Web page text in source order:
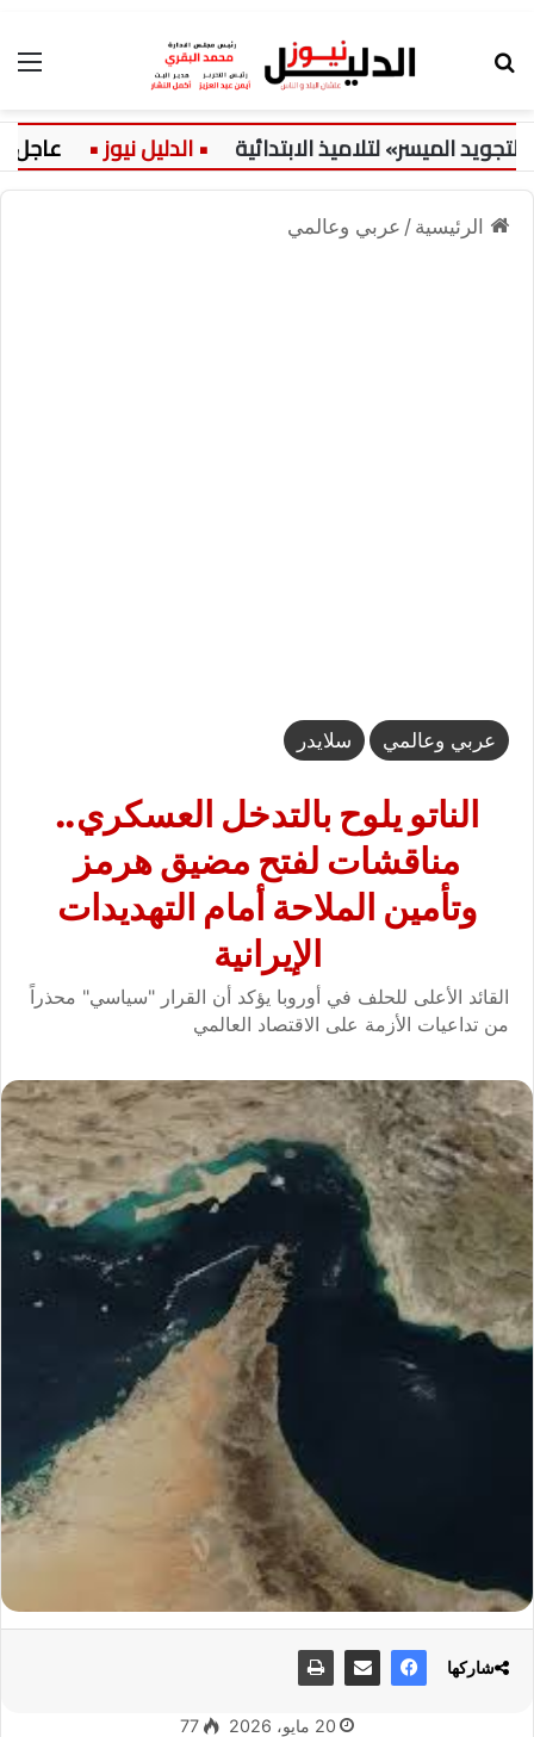
الميسر» لتلاميذ الابتدائية عاجل:
الرئيسية / عربي وعالمي
عربي وعالمي سلايدر
الناتو يلوح بالتدخل العسكري..
مناقشات لفتح مضيق هرمز
وتأمين الملاحة أمام التهديدات
الإيرانية
القائد الأعلى للحلف في أوروبا يؤكد أن القرار "سياسي" محذراً
من تداعيات الأزمة على الاقتصاد العالمي
20 مايو، 2026 77
شاركها